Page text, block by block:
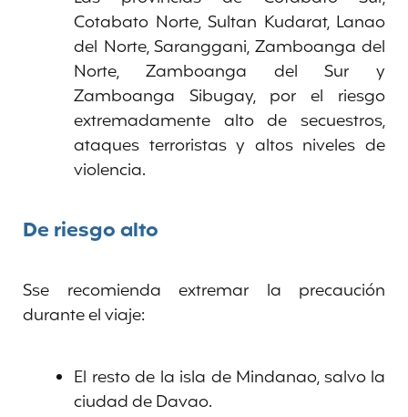
Cotabato Norte, Sultan Kudarat, Lanao
del Norte, Saranggani, Zamboanga del
Norte, Zamboanga del Sur y
Zamboanga Sibugay, por el riesgo
extremadamente alto de secuestros,
ataques terroristas y altos niveles de
violencia.
De riesgo alto
Sse recomienda extremar la precaución
durante el viaje:
El resto de la isla de Mindanao, salvo la
ciudad de Davao.